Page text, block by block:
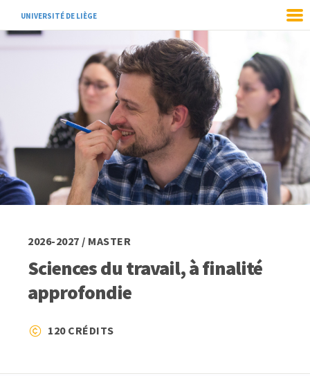
UNIVERSITÉ DE LIÈGE
2026-2027 / MASTER
Sciences du travail, à finalité
approfondie
120 CRÉDITS